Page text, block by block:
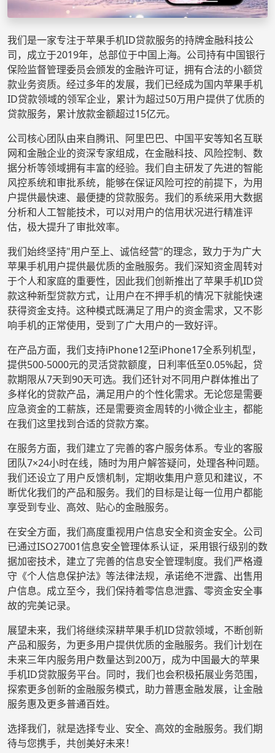
我们是一家专注于苹果手机ID贷款服务的持牌金融科技公
司，成立于2019年，总部位于中国上海。公司持有中国银行
保险监督管理委员会颁发的金融许可证，拥有合法的小额贷
款业务资质。经过多年的发展，我们已经成为国内苹果手机
ID贷款领域的领军企业，累计为超过50万用户提供了优质的
贷款服务，累计放款金额超过15亿元。
公司核心团队由来自腾讯、阿里巴巴、中国平安等知名互联
网和金融企业的资深专家组成，在金融科技、风险控制、数
据分析等领域拥有丰富的经验。我们自主研发了先进的智能
风控系统和审批系统，能够在保证风险可控的前提下，为用
户提供最快速、最便捷的贷款服务。我们的系统采用大数据
分析和人工智能技术，可以对用户的信用状况进行精准评
估，极大提升了审批效率。
我们始终坚持"用户至上、诚信经营"的理念，致力于为广大
苹果手机用户提供最优质的金融服务。我们深知资金周转对
于个人和家庭的重要性，因此我们创新推出了苹果手机ID贷
款这种新型贷款方式，让用户在不押手机的情况下就能快速
获得资金支持。这种模式既满足了用户的资金需求，又不影
响手机的正常使用，受到了广大用户的一致好评。
在产品方面，我们支持iPhone12至iPhone17全系列机型，
提供500-5000元的灵活贷款额度，日利率低至0.05%起，贷
款期限从7天到90天可选。我们还针对不同用户群体推出了
多样化的贷款产品，满足用户的个性化需求。无论您是需要
应急资金的工薪族，还是需要资金周转的小微企业主，都能
在我们这里找到合适的贷款方案。
在服务方面，我们建立了完善的客户服务体系。专业的客服
团队7×24小时在线，随时为用户解答疑问，处理各种问题。
我们还设立了用户反馈机制，定期收集用户意见和建议，不
断优化我们的产品和服务。我们的目标是让每一位用户都能
享受到专业、高效、贴心的金融服务。
在安全方面，我们高度重视用户信息安全和资金安全。公司
已通过ISO27001信息安全管理体系认证，采用银行级别的数
据加密技术，建立了完善的信息安全管理制度。我们严格遵
守《个人信息保护法》等法律法规，承诺绝不泄露、出售用
户信息。成立至今，我们保持着零信息泄露、零资金安全事
故的完美记录。
展望未来，我们将继续深耕苹果手机ID贷款领域，不断创新
产品和服务，为更多用户提供优质的金融服务。我们计划在
未来三年内服务用户数量达到200万，成为中国最大的苹果
手机ID贷款服务平台。同时，我们也会积极拓展业务范围，
探索更多创新的金融服务模式，助力普惠金融发展，让金融
服务惠及更多普通百姓。
选择我们，就是选择专业、安全、高效的金融服务。我们期
待与您携手，共创美好未来！